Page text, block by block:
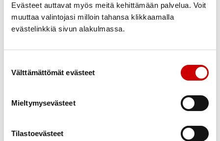
Evästeet auttavat myös meitä kehittämään palvelua. Voit
muuttaa valintojasi milloin tahansa klikkaamalla
evästelinkkiä sivun alakulmassa.
Välttämättömät evästeet
Mieltymysevästeet
Tilastoevästeet
Kutsuja Sydänliiton sidosryhmä-tilaisuuksiin
kerrotaan yrityksenne vastuuteosta suomalaisten